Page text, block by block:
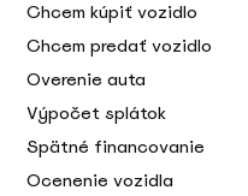
Chcem kúpiť vozidlo
Chcem predať vozidlo
Overenie auta
Výpočet splátok
Spätné financovanie
Ocenenie vozidla